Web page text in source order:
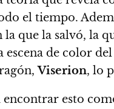
el tiempo.
que la salvó, la
escena de color
Viserion, lo
esto